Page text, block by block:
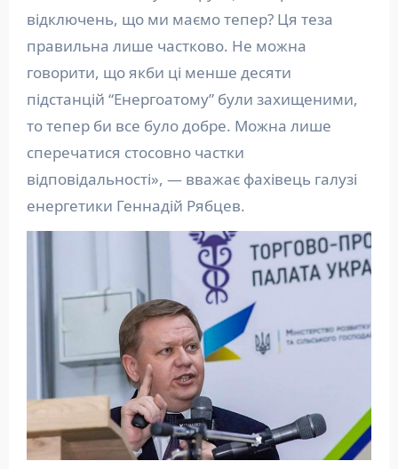
відключень, що ми маємо тепер? Ця теза
правильна лише частково. Не можна
говорити, що якби ці менше десяти
підстанцій “Енергоатому” були захищеними,
то тепер би все було добре. Можна лише
сперечатися стосовно частки
відповідальності», — вважає фахівець галузі
енергетики Геннадій Рябцев.